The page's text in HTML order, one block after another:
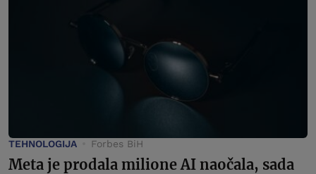
TEHNOLOGIJA Forbes BiH
Meta je prodala milione AI naočala, sada